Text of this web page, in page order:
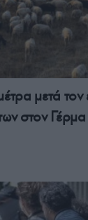
μετά τον
στον Γέρμα